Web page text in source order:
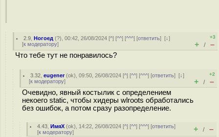
2.9 ,Ногоед (?), 00:42, 26/08/2024 [^] [^^] [^^^] [ответить][↓]
[к модератору]
+3
+ / –
Что тебе тут не понравилось?
3.32 ,eugener(ok), 09:50, 26/08/2024 [^] [^^] [^^^] [ответить][↓]
[к модератору]
+2
+ / –
Очевидно, явный костылик с определением
некоего static, чтобы хидеры wlroots обработались
без ошибок, а потом сразу разопределение.
4.43 ,ИмяХ (ok), 14:22, 26/08/2024 [^] [^^] [^^^] [ответить]
[к модератору] + / –